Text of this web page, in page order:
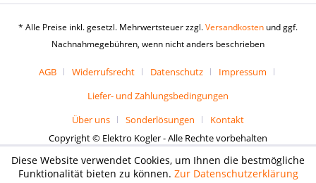
* Alle Preise inkl. gesetzl. Mehrwertsteuer zzgl.Versandkosten und ggf.
Nachnahmegebühren, wenn nicht anders beschrieben
AGB Widerrufsrecht Datenschutz
Impressum
Liefer- und Zahlungsbedingungen
Über uns
Sonderlösungen
Kontakt
Copyright © Elektro Kogler - Alle Rechte vorbehalten
Diese Website verwendet Cookies, um Ihnen die bestmögliche
Funktionalität bieten zu können. Zur Datenschutzerklärung